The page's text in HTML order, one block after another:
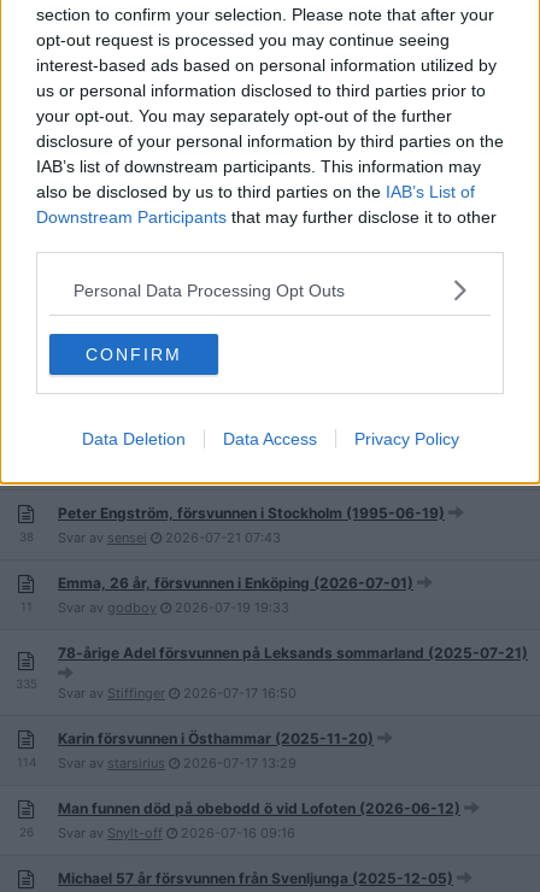
section to confirm your selection. Please note that after your
opt-out request is processed you may continue seeing
interest-based ads based on personal information utilized by
us or personal information disclosed to third parties prior to
your opt-out. You may separately opt-out of the further
disclosure of your personal information by third parties on the
IAB’s list of downstream participants. This information may
also be disclosed by us to third parties on the IAB’s List of
Downstream Participants that may further disclose it to other
Personal Data Processing Opt Outs
CONFIRM
Data Deletion Data Access Privacy Policy
Pia Byström - Hagfors (2000-11-14)
Svar avRostskyddsRaymond 2026-07-2518:55
Fallet Amelia Earhart 1937 - skelettdelar som upptäcktes 1940
"sannolikt" hennes
Svar avÖrdög 2026-07-2514:39
Christer Poka åkte på semester och försvann, Frankrike (1985-07-
25)
Svar avSkaraborg2 2026-07-2508:45
Svar avAulikki 2026-07-2221:06
Johan Asplund, Sundsvall, försvunnen sen 1980. T. Quick/S.
Bergwall friad 14/3 -12
Svar avVEMDÅJAG 2026-07-22
38
Peter Engström, försvunnen i Stockholm (1995-06-19)
Svar av sensei 2026-07-21 07:43
11
Emma, 26 år, försvunnen i Enköping (2026-07-01)
Svar av godboy 2026-07-19 19:33
335
78-årige Adel försvunnen på Leksands sommarland (2025-07-21)
Svar av Stiffinger 2026-07-17 16:50
114
Karin försvunnen i Östhammar (2025-11-20)
Svar av starsirius 2026-07-17 13:29
26
Man funnen död på obebodd ö vid Lofoten (2026-06-12)
Svar av Snylt-off 2026-07-16 09:16
Michael 57 år försvunnen från Svenljunga (2025-12-05)